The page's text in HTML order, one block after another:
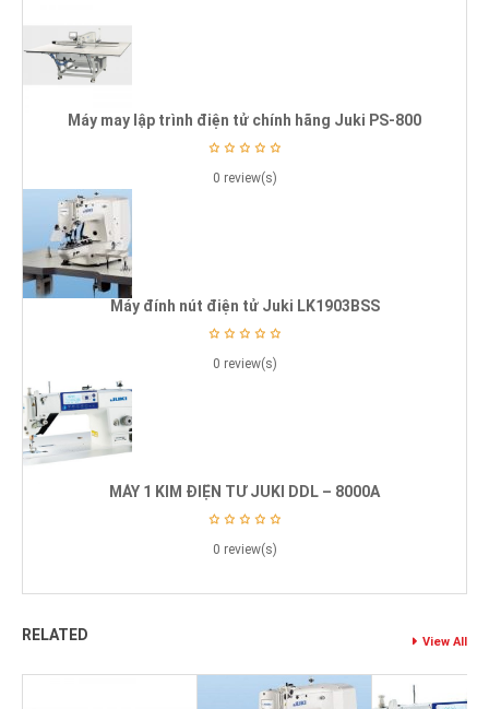
Máy may lập trình điện tử chính hãng Juki PS-800
0 review(s)
Máy đính nút điện tử Juki LK1903BSS
0 review(s)
MÁY 1 KIM ĐIỆN TỬ JUKI DDL – 8000A
0 review(s)
RELATED View All